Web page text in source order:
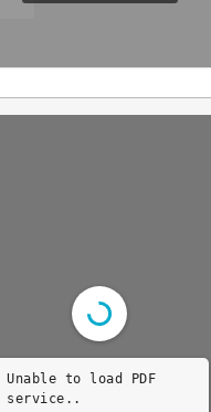
Unable to load PDF
service..